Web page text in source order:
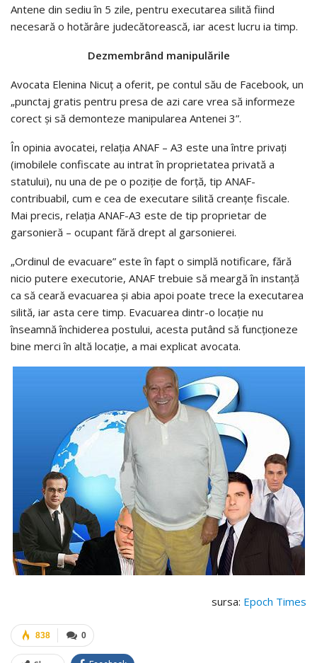
Antene din sediu în 5 zile, pentru executarea silită fiind
necesară o hotărâre judecătorească, iar acest lucru ia timp.
Dezmembrând manipulările
Avocata Elenina Nicuţ a oferit, pe contul său de Facebook, un
„punctaj gratis pentru presa de azi care vrea să informeze
corect şi să demonteze manipularea Antenei 3”.
În opinia avocatei, relaţia ANAF – A3 este una între privaţi
(imobilele confiscate au intrat în proprietatea privată a
statului), nu una de pe o poziţie de forţă, tip ANAF-
contribuabil, cum e cea de executare silită creanţe fiscale.
Mai precis, relaţia ANAF-A3 este de tip proprietar de
garsonieră – ocupant fără drept al garsonierei.
„Ordinul de evacuare” este în fapt o simplă notificare, fără
nicio putere executorie, ANAF trebuie să meargă în instanţă
ca să ceară evacuarea şi abia apoi poate trece la executarea
silită, iar asta cere timp. Evacuarea dintr-o locaţie nu
înseamnă închiderea postului, acesta putând să funcţioneze
bine merci în altă locaţie, a mai explicat avocata.
sursa: Epoch Times
0
838